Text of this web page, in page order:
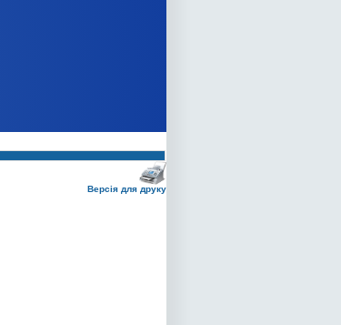
Версія для друку